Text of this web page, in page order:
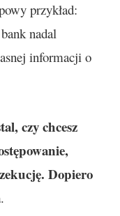
przykład:
nadal
informacji o
czy chcesz
Dopiero
.